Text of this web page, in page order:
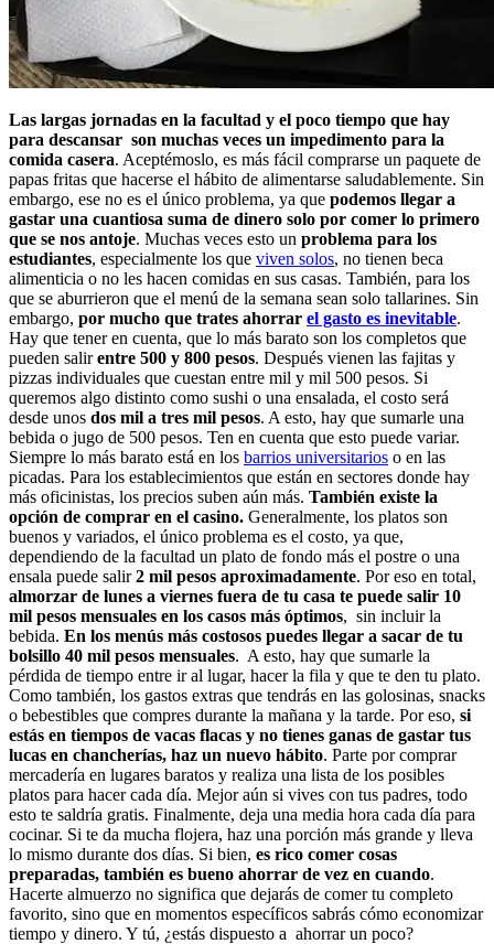
Las largas jornadas en la facultad y el poco tiempo que hay
para descansar son muchas veces un impedimento para la
comida casera. Aceptémoslo, es más fácil comprarse un paquete de
papas fritas que hacerse el hábito de alimentarse saludablemente. Sin
embargo, ese no es el único problema, ya que podemos llegar a
gastar una cuantiosa suma de dinero solo por comer lo primero
que se nos antoje. Muchas veces esto un problema para los
estudiantes, especialmente los que viven solos, no tienen beca
alimenticia o no les hacen comidas en sus casas. También, para los
que se aburrieron que el menú de la semana sean solo tallarines. Sin
embargo, por mucho que trates ahorrar el gasto es inevitable.
Hay que tener en cuenta, que lo más barato son los completos que
pueden salirentre 500 y 800 pesos. Después vienen las fajitas y
pizzas individuales que cuestan entre mil y mil 500 pesos. Si
queremos algo distinto como sushi o una ensalada, el costo será
desde unos dos mil a tres mil pesos. A esto, hay que sumarle una
bebida o jugo de 500 pesos. Ten en cuenta que esto puede variar.
Siempre lo más barato está en los barrios universitarios o en las
picadas. Para los establecimientos que están en sectores donde hay
más oficinistas, los precios suben aún más. También existe la
opción de comprar en el casino. Generalmente, los platos son
buenos y variados, el único problema es el costo, ya que,
dependiendo de la facultad un plato de fondo más el postre o una
ensala puede salir2 mil pesos aproximadamente. Por eso en total,
almorzar de lunes a viernes fuera de tu casa te puede salir 10
mil pesos mensuales en los casos más óptimos, sin incluir la
bebida. En los menús más costosos puedes llegar a sacar de tu
bolsillo 40 mil pesos mensuales. A esto, hay que sumarle la
pérdida de tiempo entre ir al lugar, hacer la fila y que te den tu plato.
Como también, los gastos extras que tendrás en las golosinas, snacks
o bebestibles que compres durante la mañana y la tarde. Por eso, si
estás en tiempos de vacas flacas y no tienes ganas de gastar tus
lucas en chancherías, haz un nuevo hábito. Parte por comprar
mercadería en lugares baratos y realiza una lista de los posibles
platos para hacer cada día. Mejor aún si vives con tus padres, todo
esto te saldría gratis. Finalmente, deja una media hora cada día para
cocinar. Si te da mucha flojera, haz una porción más grande y lleva
lo mismo durante dos días. Si bien, es rico comer cosas
preparadas, también es bueno ahorrar de vez en cuando.
Hacerte almuerzo no significa que dejarás de comer tu completo
favorito, sino que en momentos específicos sabrás cómo economizar
tiempo y dinero. Y tú, ¿estás dispuesto a ahorrar un poco?